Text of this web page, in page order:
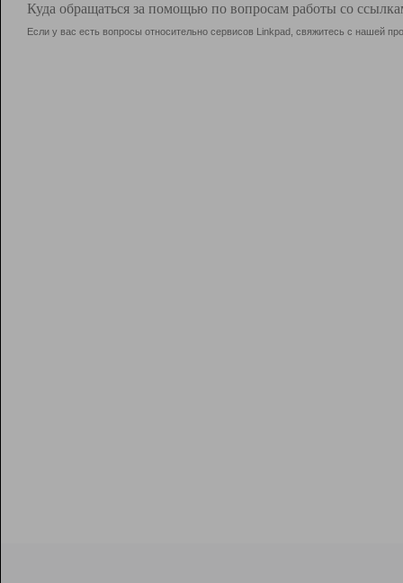
Куда обращаться за помощью по вопросам работы со
Если у вас есть вопросы относительно сервисов Linkpad, свяжитесь с нашей